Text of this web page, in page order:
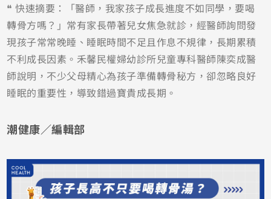
❝ 快速摘要：「醫師，我家孩子成長進度不如同學，要喝
轉骨方嗎？」常有家長帶著兒女焦急就診，經醫師詢問發
現孩子常常晚睡、睡眠時間不足且作息不規律，長期累積
不利成長因素。禾馨民權婦幼診所兒童專科醫師陳奕成醫
師說明，不少父母精心為孩子準備轉骨秘方，卻忽略良好
睡眠的重要性，導致錯過寶貴成長期。
潮健康／編輯部